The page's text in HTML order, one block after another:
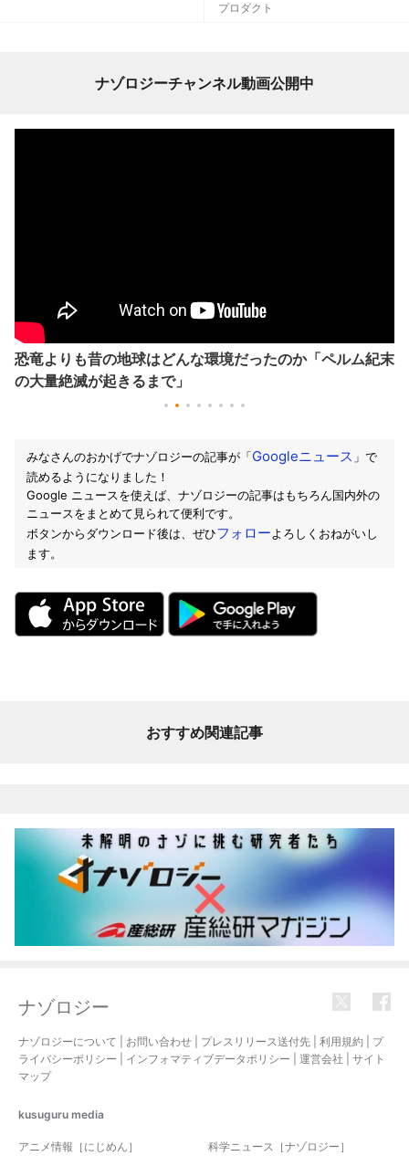
プロダクト
ナゾロジーチャンネル動画公開中
恐竜よりも昔の地球はどんな環境だったのか「ペルム紀末
の大量絶滅が起きるまで」
みなさんのおかげでナゾロジーの記事が「Googleニュース 」で
読めるようになりました！
Google ニュースを使えば、ナゾロジーの記事はもちろん国内外の
ニュースをまとめて見られて便利です。
ボタンからダウンロード後は、ぜひフォローよろしくおねがいし
ます。
おすすめ関連記事
ナゾロジー
ナゾロジーについて お問い合わせ プレスリリース送付先 利用規約
プ
ライバシーポリシー
インフォマティブデータポリシー 運営会社
サイト
マップ
kusuguru media
アニメ情報［にじめん］ 科学ニュース［ナゾロジー］